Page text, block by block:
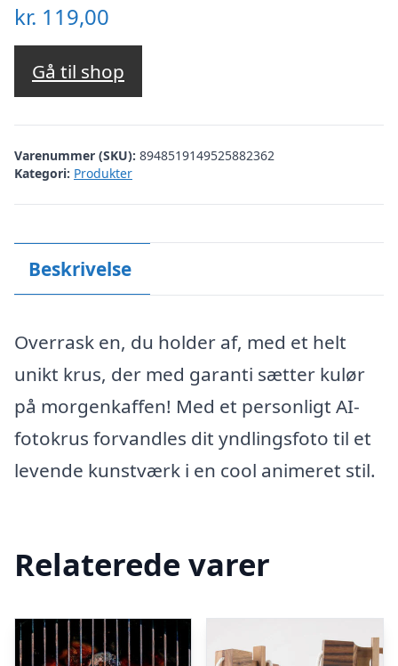
kr. 119,00
Gå til shop
Varenummer (SKU): 8948519149525882362
Kategori: Produkter
Beskrivelse
Overrask en, du holder af, med et helt
unikt krus, der med garanti sætter kulør
på morgenkaffen! Med et personligt AI-
fotokrus forvandles dit yndlingsfoto til et
levende kunstværk i en cool animeret stil.
Relaterede varer